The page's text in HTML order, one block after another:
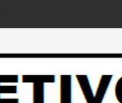
AUTOMÓVIL DODGE
Regional”.